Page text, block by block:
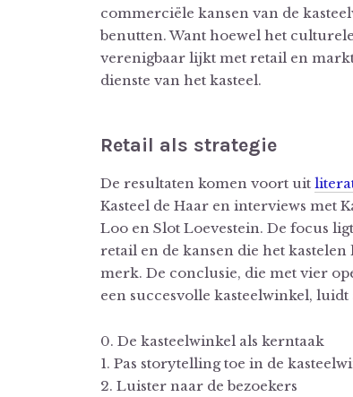
commerciële kansen van de
benutten. Want hoewel het
verenigbaar lijkt met retail en
dienste van het kasteel.
Retail als strategie
De resultaten komen voort uit
Kasteel de Haar en interviews met
Loo en Slot Loevestein. De focus
retail en de kansen die het
merk. De conclusie, die met vier
een succesvolle kasteelwinkel, luidt
0. De kasteelwinkel als kerntaak
1. Pas storytelling toe in de
2. Luister naar de bezoekers